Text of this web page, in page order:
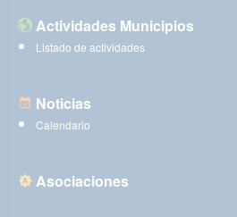
Actividades Municipios
Listado de actividades
Noticias
Calendario
Asociaciones